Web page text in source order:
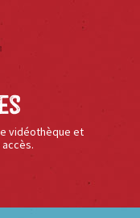
vidéothèque et